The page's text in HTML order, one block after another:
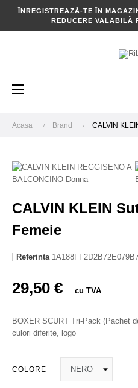
ÎNREGISTREAZĂ-TE ÎN
REDUCERE VALABILĂ
Toggle
☰
Acasa Brand CALVIN
CALVIN KLEIN
Femeie
Referinta
29,50 € cu TVA
BOXER SCURT Tri-Pack (Pachet
culori diferite, logo
COLORE